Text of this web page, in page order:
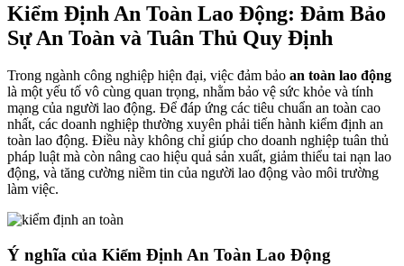
Kiểm Định An Toàn Lao Động: Đảm Bảo
Sự An Toàn và Tuân Thủ Quy Định
Trong ngành công nghiệp hiện đại, việc đảm bảo an toàn lao động
là một yếu tố vô cùng quan trọng, nhằm bảo vệ sức khỏe và tính
mạng của người lao động. Để đáp ứng các tiêu chuẩn an toàn cao
nhất, các doanh nghiệp thường xuyên phải tiến hành kiểm định an
toàn lao động. Điều này không chỉ giúp cho doanh nghiệp tuân thủ
pháp luật mà còn nâng cao hiệu quả sản xuất, giảm thiểu tai nạn lao
động, và tăng cường niềm tin của người lao động vào môi trường
làm việc.
Ý nghĩa của Kiểm Định An Toàn Lao Động